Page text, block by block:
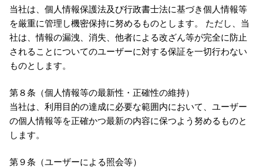
当社は、個人情報保護法及び行政書士法に基づき個人情報等
を厳重に管理し機密保持に努めるものとします。 ただし、当
社は、情報の漏洩、消失、他者による改ざん等が完全に防止
されることについてのユーザーに対する保証を一切行わない
ものとします。
第８条（個人情報等の最新性・正確性の維持）
当社は、利用目的の達成に必要な範囲内において、ユーザー
の個人情報等を正確かつ最新の内容に保つよう努めるものと
します。
第９条（ユーザーによる照会等）